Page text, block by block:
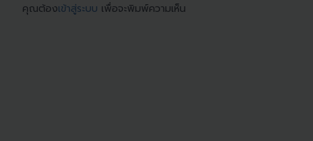
คุณต้องเข้าสู่ระบบ เพื่อจะพิมพ์ความเห็น